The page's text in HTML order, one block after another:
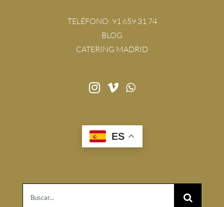
TELÉFONO: 91 659 31 74
BLOG
CATERING MADRID
ES